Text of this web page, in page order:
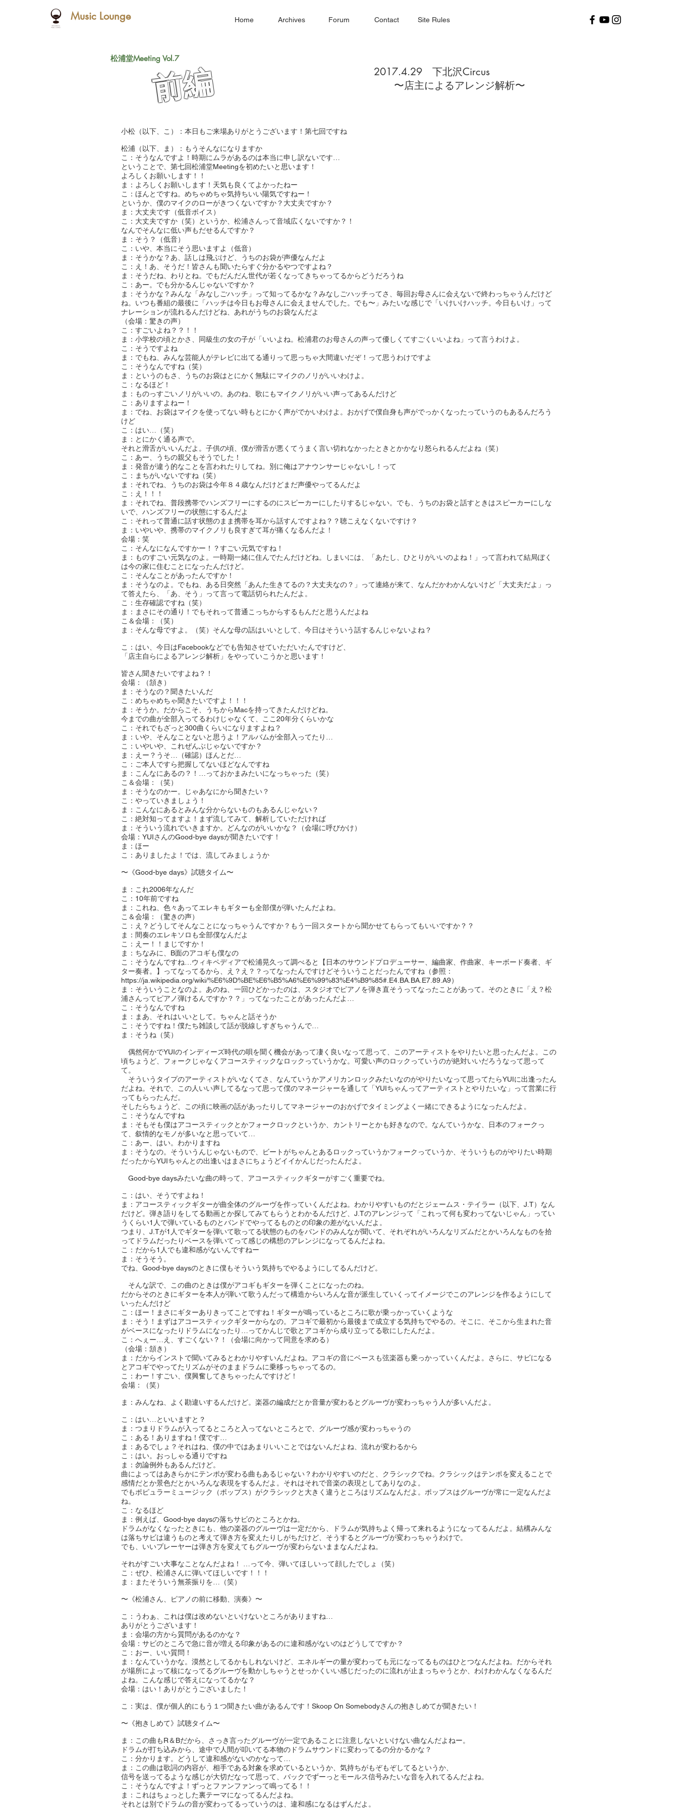
Music Lounge Home Archives Forum Contact Site Rules
​松浦堂Meeting Vol.7
​前編
2017.4.29 下北沢Circus
〜店主によるアレンジ解析〜
小松（以下、こ）：本日もご来場ありがとうございます！第七回ですね
松浦（以下、ま）：もうそんなになりますか
こ：そうなんですよ！時期にムラがあるのは本当に申し訳ないです…
ということで、第七回松浦堂Meetingを初めたいと思います！
よろしくお願いします！！
ま：よろしくお願いします！天気も良くてよかったねー
こ：ほんとですね。めちゃめちゃ気持ちいい陽気ですねー！
というか、僕のマイクのローがきつくないですか？大丈夫ですか？
ま：大丈夫です（低音ボイス）
こ：大丈夫ですか（笑）というか、松浦さんって音域広くないですか？！
なんでそんなに低い声もだせるんですか？
ま：そう？（低音）
こ：いや、本当にそう思いますよ（低音）
ま：そうかな？あ、話しは飛ぶけど、うちのお袋が声優なんだよ
こ：え！あ、そうだ！皆さんも聞いたらすぐ分かるやつですよね？
ま：そうだね、わりとね。でもだんだん世代が若くなってきちゃってるからどうだろうね
こ：あー。でも分かるんじゃないですか？
ま：そうかな？みんな「みなしごハッチ」って知ってるかな？みなしごハッチってさ、毎回お母さんに会えないで終わっちゃうんだけど
ね。いつも番組の最後に「ハッチは今日もお母さんに会えませんでした。でも〜」みたいな感じで「いけいけハッチ。今日もいけ」って
ナレーションが流れるんだけどね、あれがうちのお袋なんだよ
（会場：驚きの声）
こ：すごいよね？？！！
ま：小学校の頃とかさ、同級生の女の子が「いいよね。松浦君のお母さんの声って優しくてすごくいいよね」って言うわけよ。
こ：そうですよね
ま：でもね、みんな芸能人がテレビに出てる通りって思っちゃ大間違いだぞ！って思うわけですよ
こ：そうなんですね（笑）
ま：というのもさ、うちのお袋はとにかく無駄にマイクのノリがいいわけよ。
こ：なるほど！
ま：ものっすごいノリがいいの。あのね、歌にもマイクノリがいい声ってあるんだけど
こ：ありますよねー！
ま：でね、お袋はマイクを使ってない時もとにかく声がでかいわけよ。おかげで僕自身も声がでっかくなったっていうのもあるんだろう
けど
こ：はい…（笑）
ま：とにかく通る声で。
それと滑舌がいいんだよ。子供の頃、僕が滑舌が悪くてうまく言い切れなかったときとかかなり怒られるんだよね（笑）
こ：あー、うちの親父もそうでした！
ま：発音が違う的なことを言われたりしてね。別に俺はアナウンサーじゃないし！って
こ：まちがいないですね（笑）
ま：それでね、うちのお袋は今年８４歳なんだけどまだ声優やってるんだよ
こ：え！！！
ま：それでね、普段携帯でハンズフリーにするのにスピーカーにしたりするじゃない。でも、うちのお袋と話すときはスピーカーにしな
いで、ハンズフリーの状態にするんだよ
こ：それって普通に話す状態のまま携帯を耳から話すんですよね？？聴こえなくないですけ？
ま：いやいや、携帯のマイクノリも良すぎて耳が痛くなるんだよ！
会場：笑
こ：そんなになんですかー！？すごい元気ですね！
ま：ものすごい元気なのよ。一時期一緒に住んでたんだけどね。しまいには、「あたし、ひとりがいいのよね！」って言われて結局ぼく
は今の家に住むことになったんだけど。
こ：そんなことがあったんですか！
ま：そうなのよ。でもね、ある日突然「あんた生きてるの？大丈夫なの？」って連絡が来て、なんだかわかんないけど「大丈夫だよ」っ
て答えたら、「あ、そう」って言って電話切られたんだよ。
こ：生存確認ですね（笑）
ま：まさにその通り！でもそれって普通こっちからするもんだと思うんだよね
こ＆会場：（笑）
ま：そんな母ですよ。（笑）そんな母の話はいいとして、今日はそういう話するんじゃないよね？
こ：はい、今日はFacebookなどでも告知させていただいたんですけど、
「店主自らによるアレンジ解析」をやっていこうかと思います！
皆さん聞きたいですよね？！
会場：（頷き）
ま：そうなの？聞きたいんだ
こ：めちゃめちゃ聞きたいですよ！！！
ま：そうか。だからこそ、うちからMacを持ってきたんだけどね。
今までの曲が全部入ってるわけじゃなくて、ここ20年分くらいかな
こ：それでもざっと300曲くらいになりますよね？
ま：いや、そんなことないと思うよ！アルバムが全部入ってたり…
こ：いやいや、これぜんぶじゃないですか？
ま：えー？うそ…（確認）ほんとだ…
こ：ご本人ですら把握してないほどなんですね
ま：こんなにあるの？！…っておかまみたいになっちゃった（笑）
こ＆会場：（笑）
ま：そうなのかー。じゃあなにから聞きたい？
こ：やっていきましょう！
ま：こんなにあるとみんな分からないものもあるんじゃない？
こ：絶対知ってますよ！まず流してみて、解析していただければ
ま：そういう流れでいきますか。どんなのがいいかな？（会場に呼びかけ）
会場：YUIさんのGood-bye daysが聞きたいです！
ま：ほー
こ：ありましたよ！では、流してみましょうか
〜《Good-bye days》試聴タイム〜
ま：これ2006年なんだ
こ：10年前ですね
ま：これね、色々あってエレキもギターも全部僕が弾いたんだよね。
こ＆会場：（驚きの声）
こ：え？どうしてそんなことになっちゃうんですか？もう一回スタートから聞かせてもらってもいいですか？？
ま：間奏のエレキソロも全部僕なんだよ
こ：えー！！まじですか！
ま：ちなみに、B面のアコギも僕なの
こ：そうなんですね…ウィキペディアで松浦晃久って調べると【日本のサウンドプロデューサー、編曲家、作曲家、キーボード奏者、ギ
ター奏者。】ってなってるから、え？え？？ってなったんですけどそういうことだったんですね（参照：
https://ja.wikipedia.org/wiki/%E6%9D%BE%E6%B5%A6%E6%99%83%E4%B9%85#.E4.BA.BA.E7.89.A9）
ま：そういうことなのよ。あのね、一回ひどかったのは、スタジオでピアノを弾き直そうってなったことがあって。そのときに「え？松
浦さんってピアノ弾けるんですか？？」ってなったことがあったんだよ…
こ：そうなんですね
ま：まあ、それはいいとして。ちゃんと話そうか
こ：そうですね！僕たち雑談して話が脱線しすぎちゃうんで…
ま：そうね（笑）
偶然何かでYUIのインディーズ時代の唄を聞く機会があって凄く良いなって思って、このアーティストをやりたいと思ったんだよ。この
頃ちょうど、フォークじゃなくアコースティックなロックっていうかな。可愛い声のロックっていうのが絶対いいだろうなって思って
て。
そういうタイプのアーティストがいなくてさ、なんていうかアメリカンロックみたいなのがやりたいなって思ってたらYUIに出逢ったん
だよね。それで、この人いい声してるなって思って僕のマネージャーを通して「YUIちゃんってアーティストとやりたいな」って営業に行
ってもらったんだ。
そしたらちょうど、この頃に映画の話があったりしてマネージャーのおかげでタイミングよく一緒にできるようになったんだよ。
こ：そうなんですね
ま：そもそも僕はアコースティックとかフォークロックというか、カントリーとかも好きなので。なんていうかな、日本のフォークっ
て、叙情的なモノが多いなと思っていて…
こ：あー、はい。わかりますね
ま：そうなの。そういうんじゃないもので、ビートがちゃんとあるロックっていうかフォークっていうか、そういうものがやりたい時期
だったからYUIちゃんとの出逢いはまさにちょうどイイかんじだったんだよ。
Good-bye daysみたいな曲の時って、アコースティックギターがすごく重要でね。
こ：はい、そうですよね！
ま：アコースティックギターが曲全体のグルーヴを作っていくんだよね。わかりやすいものだとジェームス・テイラー（以下、J.T）なん
だけど。弾き語りをしてる動画とか探してみてもらうとわかるんだけど、J.Tのアレンジって「これって何も変わってないじゃん」ってい
うくらい1人で弾いているものとバンドでやってるものとの印象の差がないんだよ。
つまり、J.Tが1人でギターを弾いて歌ってる状態のものをバンドのみんなが聞いて、それぞれがいろんなリズムだとかいろんなものを拾
ってドラムだったりベースを弾いてって感じの構想のアレンジになってるんだよね。
こ：だから1人でも違和感がないんですねー
ま：そうそう。
でね、Good-bye daysのときに僕もそういう気持ちでやるようにしてるんだけど。
そんな訳で、この曲のときは僕がアコギもギターを弾くことになったのね。
だからそのときにギターを本人が弾いて歌うんだって構造からいろんな音が派生していくってイメージでこのアレンジを作るようにして
いったんだけど
こ：ほー！まさにギターありきってことですね！ギターが鳴っているところに歌が乗っかっていくような
ま：そう！まずはアコースティックギターからなの。アコギで最初から最後まで成立する気持ちでやるの。そこに、そこから生まれた音
がベースになったりドラムになったり…ってかんじで歌とアコギから成り立ってる歌にしたんだよ。
こ：へぇー…え、すごくない？！（会場に向かって同意を求める）
（会場：頷き）
ま：だからインストで聞いてみるとわかりやすいんだよね。アコギの音にベースも弦楽器も乗っかっていくんだよ。さらに、サビになる
とアコギでやってたリズムがそのままドラムに乗移っちゃってるの。
こ：わー！すごい、僕興奮してきちゃったんですけど！
会場：（笑）
ま：みんなね、よく勘違いするんだけど。楽器の編成だとか音量が変わるとグルーヴが変わっちゃう人が多いんだよ。
こ：はい…といいますと？
ま：つまりドラムが入ってるところと入ってないところとで、グルーヴ感が変わっちゃうの
こ：ある！ありますね！僕です…
ま：あるでしょ？それはね、僕の中ではあまりいいことではないんだよね、流れが変わるから
こ：はい。おっしゃる通りですね
ま：勿論例外もあるんだけど。
曲によってはあきらかにテンポが変わる曲もあるじゃない？わかりやすいのだと、クラシックでね。クラシックはテンポを変えることで
感情だとか景色だとかいろんな表現をするんだよ。それはそれで音楽の表現としてありなのよ。
でもポピュラーミュージック（ポップス）がクラシックと大きく違うところはリズムなんだよ。ポップスはグルーヴが常に一定なんだよ
ね。
こ：なるほど
ま：例えば、Good-bye daysの落ちサビのところとかね。
ドラムがなくなったときにも、他の楽器のグルーヴは一定だから、ドラムが気持ちよく帰って来れるようになってるんだよ。結構みんな
は落ちサビは違うものと考えて弾き方を変えたりしがちだけど、そうするとグルーヴが変わっちゃうわけで。
でも、いいプレーヤーは弾き方を変えてもグルーヴが変わらないままなんだよね。
それがすごい大事なことなんだよね！ …って今、弾いてほしいって顔したでしょ（笑）
こ：ぜひ、松浦さんに弾いてほしいです！！！
ま：またそういう無茶振りを…（笑）
〜《松浦さん、ピアノの前に移動、演奏》〜
こ：うわぁ、これは僕は改めないといけないところがありますね…
ありがとうございます！
ま：会場の方から質問があるのかな？
会場：サビのところで急に音が増える印象があるのに違和感がないのはどうしてですか？
こ：おー、いい質問！
ま：なんていうかな。漠然としてるかもしれないけど、エネルギーの量が変わっても元になってるものはひとつなんだよね。だからそれ
が場所によって核になってるグルーヴを動かしちゃうとせっかくいい感じだったのに流れが止まっちゃうとか、わけわかんなくなるんだ
よね。こんな感じで答えになってるかな？
会場：はい！ありがとうございました！
こ：実は、僕が個人的にもう１つ聞きたい曲があるんです！Skoop On Somebodyさんの抱きしめてが聞きたい！
〜《抱きしめて》試聴タイム〜
ま：この曲もR＆Bだから、さっき言ったグルーヴが一定であることに注意しないといけない曲なんだよねー。
ドラムが打ち込みから、途中で人間が叩いてる本物のドラムサウンドに変わってるの分かるかな？
こ：分かります。どうして違和感がないのかなって…
ま：この曲は歌詞の内容が、相手である対象を求めているというか、気持ちがもぞもぞしてるというか、
信号を送ってるような感じが大切だなって思って、バックでずーっとモールス信号みたいな音を入れてるんだよね。
こ：そうなんですよ！ずっとファンファンって鳴ってる！！
ま：これはちょっとした裏テーマになってるんだよね。
それとは別でドラムの音が変わってるっていうのは、違和感になるはずんだよ。